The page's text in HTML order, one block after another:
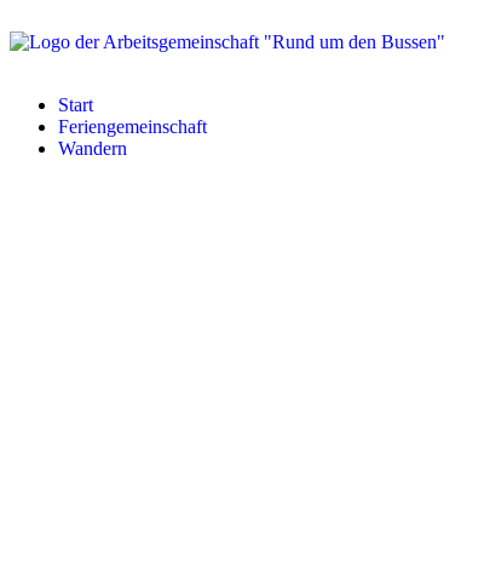
Start
Feriengemeinschaft
Wandern